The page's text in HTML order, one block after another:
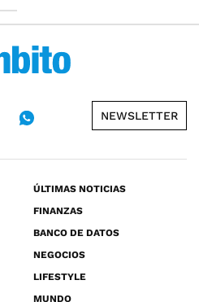
NEWSLETTER
ÚLTIMAS NOTICIAS
FINANZAS
BANCO DE DATOS
NEGOCIOS
LIFESTYLE
MUNDO